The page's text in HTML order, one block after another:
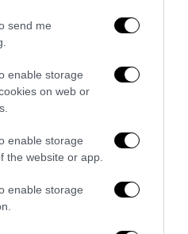
send me
enable storage
on web or
enable storage
the website or app.
enable storage
fabbrica delle scomuniche
2026